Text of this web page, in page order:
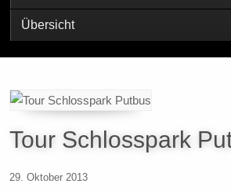
Übersicht
Tour Schlosspark
29. Oktober 2013